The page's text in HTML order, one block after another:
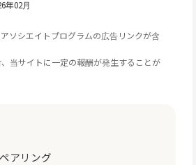
年02月
ソシエイトプログラムの広告リンクが含
当サイトに一定の報酬が発生することが
アリング